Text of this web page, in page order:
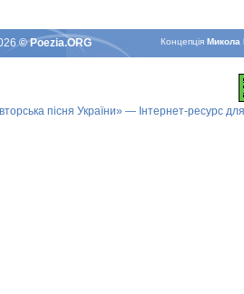
КонцепцiяМикола
© Poezia.ORG
пісня України» — Інтернет-ресурс